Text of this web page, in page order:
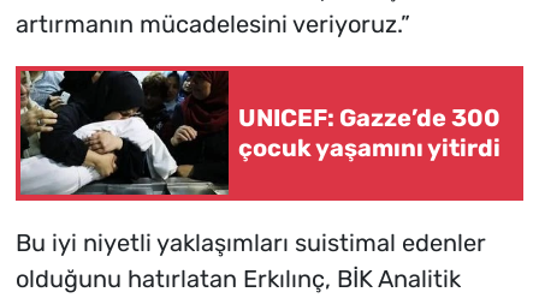
artırmanın mücadelesini veriyoruz.”
UNICEF: Gazze’de 300
çocuk yaşamını yitirdi
Bu iyi niyetli yaklaşımları suistimal edenler
olduğunu hatırlatan Erkılınç, BİK Analitik